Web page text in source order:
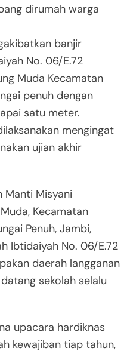
dirumah warga
banjir
No. 06/E.72
Muda Kecamatan
penuh dengan
satu meter.
mengingat
ujian akhir
Manti Misyani
Kecamatan
Penuh, Jambi,
Ibtidaiyah No. 06/E.72
daerah langganan
sekolah selalu
upacara hardiknas
kewajiban tiap tahun,